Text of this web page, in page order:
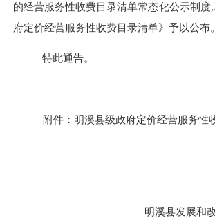
的经营服务性收费目录清单常态化公示制度,
府定价经营服务性收费目录清单》予以公布。
特此通告。
附件：明溪县级政府定价经营服务性
明溪县发展和